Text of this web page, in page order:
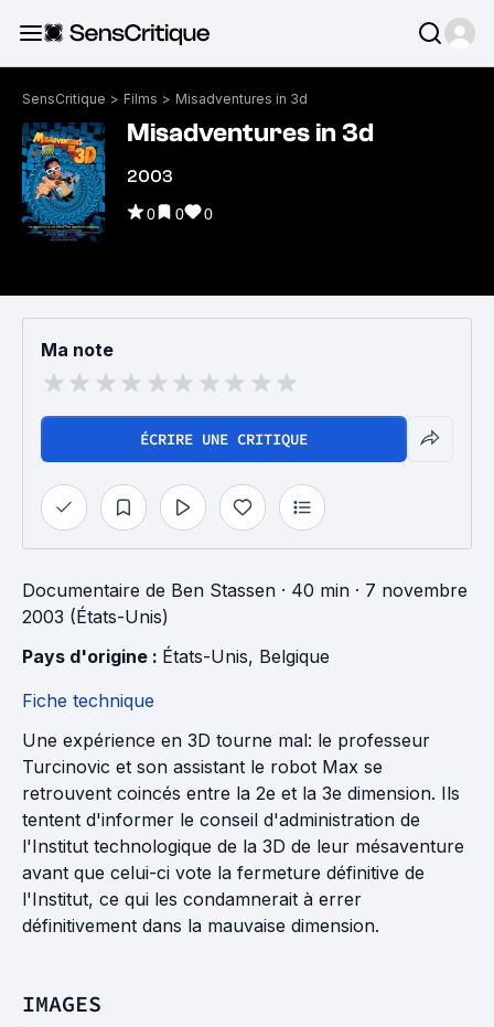
SensCritique > Films > Misadventures in 3d
Misadventures in 3d
2003
0 0 0
Ma note
ÉCRIRE UNE CRITIQUE
Documentaire de Ben Stassen · 40 min · 7 novembre
2003 (États-Unis)
Pays d'origine : États-Unis, Belgique
Fiche technique
Une expérience en 3D tourne mal: le professeur
Turcinovic et son assistant le robot Max se
retrouvent coincés entre la 2e et la 3e dimension. Ils
tentent d'informer le conseil d'administration de
l'Institut technologique de la 3D de leur mésaventure
avant que celui-ci vote la fermeture définitive de
l'Institut, ce qui les condamnerait à errer
définitivement dans la mauvaise dimension.
IMAGES